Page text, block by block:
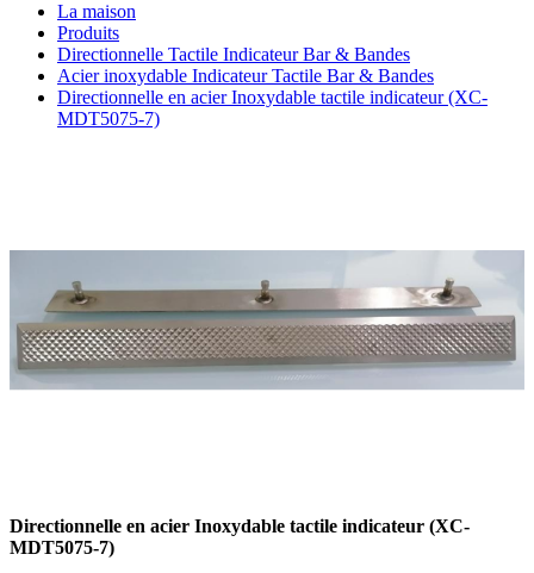
La maison
Produits
Directionnelle Tactile Indicateur Bar & Bandes
Acier inoxydable Indicateur Tactile Bar & Bandes
Directionnelle en acier Inoxydable tactile indicateur (XC-
MDT5075-7)
Directionnelle en acier Inoxydable tactile indicateur (XC-
MDT5075-7)